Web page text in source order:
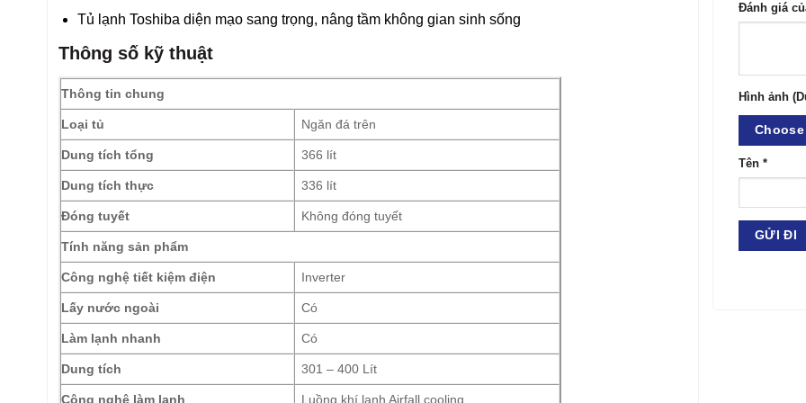
Tủ lạnh Toshiba diện mạo sang trọng, nâng tầm không gian sinh sống
Thông số kỹ thuật
Thông tin chung
Loại tủ Ngăn đá trên
Dung tích tổng 366 lít
Dung tích thực 336 lít
Đóng tuyết Không đóng tuyết
Tính năng sản phẩm
Công nghệ tiết kiệm điện Inverter
Lấy nước ngoài Có
Làm lạnh nhanh Có
Dung tích 301 – 400 Lít
Công nghệ làm lạnh Luồng khí lạnh Airfall cooling
Đánh giá
Hình ảnh
Tên*